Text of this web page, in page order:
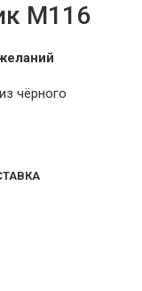
М116
чёрного